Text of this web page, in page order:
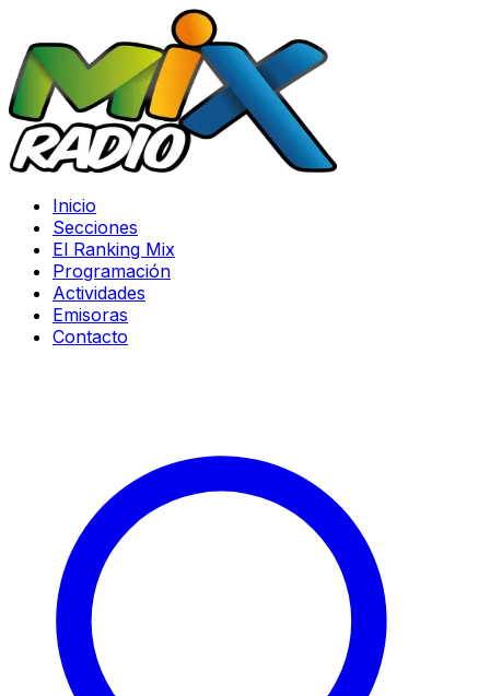
Inicio
Secciones
El Ranking Mix
Programación
Actividades
Emisoras
Contacto